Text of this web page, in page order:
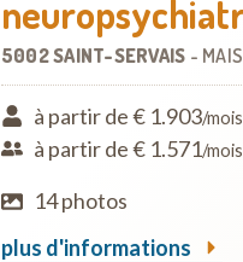
5002 SAINT-SERVAIS -
à partir de € 1.903/mois
à partir de € 1.571/mois
14 photos
plus d'informations